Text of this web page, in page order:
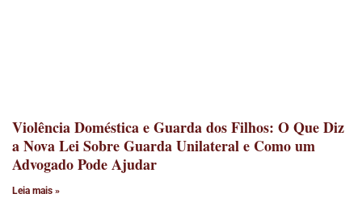
Violência Doméstica e Guarda dos Filhos: O Que Diz
a Nova Lei Sobre Guarda Unilateral e Como um
Advogado Pode Ajudar
Leia mais »